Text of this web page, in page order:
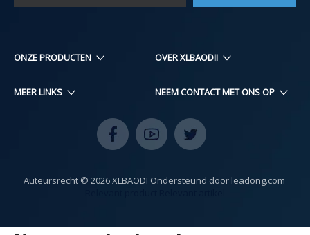
ONZE PRODUCTEN​​​​ OVER XLBAODII
MEER LINKS NEEM CONTACT MET ONS OP
Auteursrecht © 2026XLBAODI Ondersteund door leadong.com